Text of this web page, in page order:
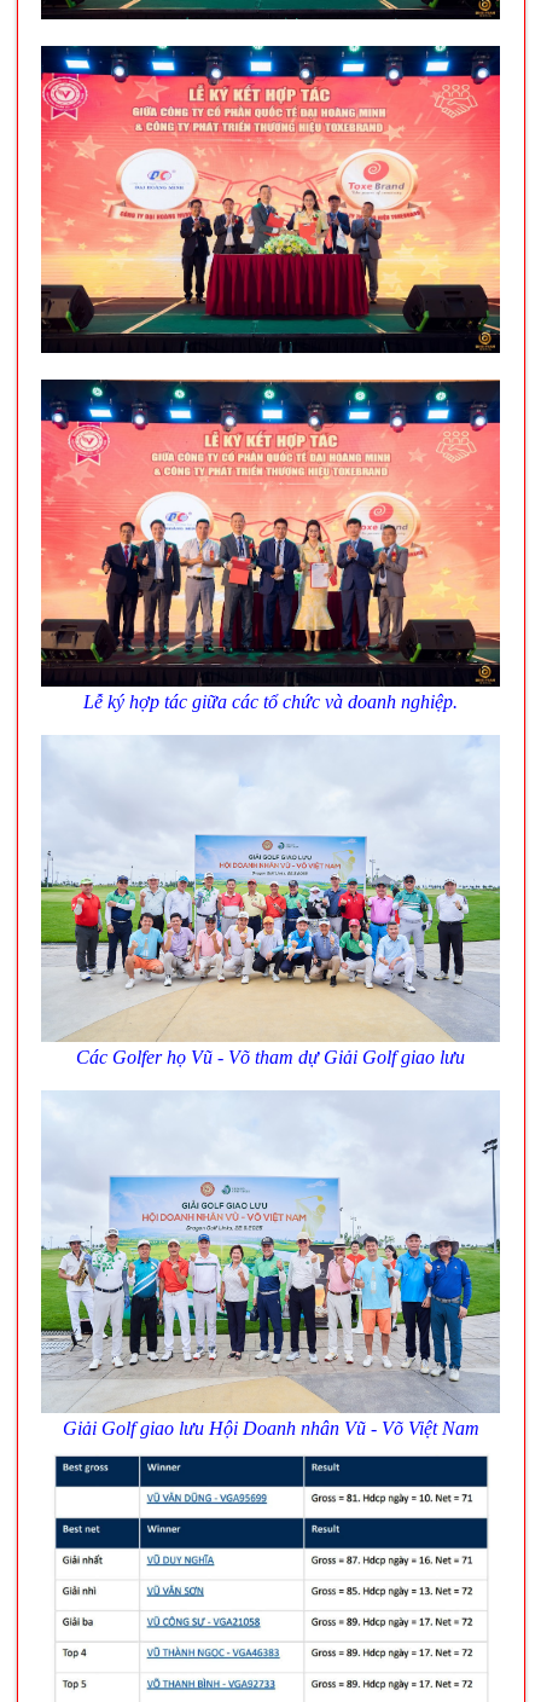
Lễ ký hợp tác giữa các tổ chức và doanh nghiệp.
Các Golfer họ Vũ - Võ tham dự Giải Golf giao lưu
Giải Golf giao lưu Hội Doanh nhân Vũ - Võ Việt Nam